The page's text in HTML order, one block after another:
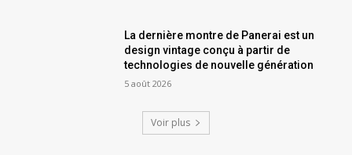
La dernière montre de Panerai est un
design vintage conçu à partir de
technologies de nouvelle génération
5 août 2026
Voir plus